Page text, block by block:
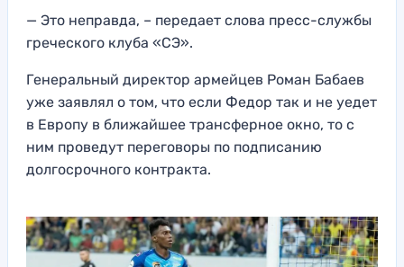
— Это неправда, – передает слова пресс-службы
греческого клуба «СЭ».
Генеральный директор армейцев Роман Бабаев
уже заявлял о том, что если Федор так и не уедет
в Европу в ближайшее трансферное окно, то с
ним проведут переговоры по подписанию
долгосрочного контракта.